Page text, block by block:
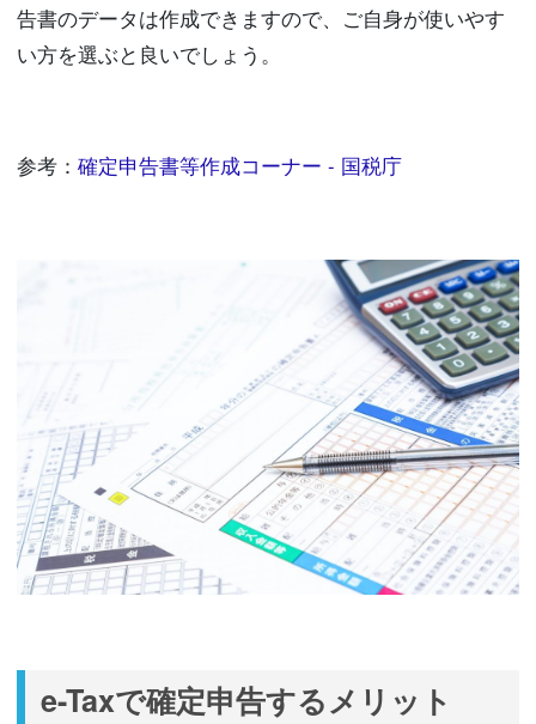
告書のデータは作成できますので、ご自身が使いやす
い方を選ぶと良いでしょう。
参考： 確定申告書等作成コーナー - 国税庁
e-Taxで確定申告するメリット